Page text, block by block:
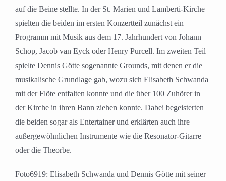
auf die Beine stellte. In der St. Marien und Lamberti-Kirche
spielten die beiden im ersten Konzertteil zunächst ein
Programm mit Musik aus dem 17. Jahrhundert von Johann
Schop, Jacob van Eyck oder Henry Purcell. Im zweiten Teil
spielte Dennis Götte sogenannte Grounds, mit denen er die
musikalische Grundlage gab, wozu sich Elisabeth Schwanda
mit der Flöte entfalten konnte und die über 100 Zuhörer in
der Kirche in ihren Bann ziehen konnte. Dabei begeisterten
die beiden sogar als Entertainer und erklärten auch ihre
außergewöhnlichen Instrumente wie die Resonator-Gitarre
oder die Theorbe.
Foto6919: Elisabeth Schwanda und Dennis Götte mit seiner